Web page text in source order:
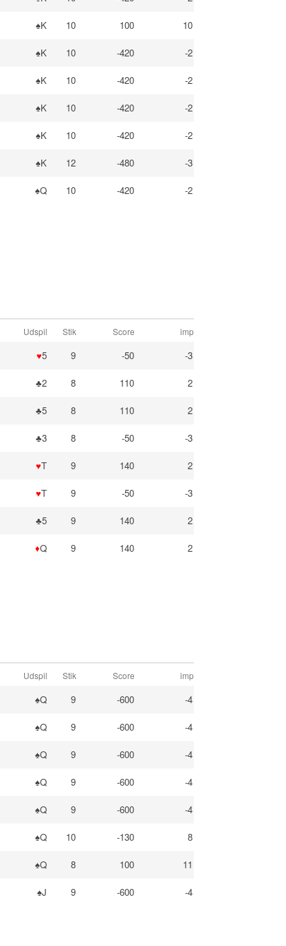
♠K 10 100 10
♠K 10 -420 -2
♠K 10 -420 -2
♠K 10 -420 -2
♠K 10 -420 -2
♠K 12 -480 -3
♠Q 10 -420 -2
Udspil Stik Score imp
♥5 9 -50 -3
♣2 8 110 2
♣5 8 110 2
♣3 8 -50 -3
♥T 9 140 2
♥T 9 -50 -3
♣5 9 140 2
♦Q 9 140 2
Udspil Stik Score imp
♠Q 9 -600 -4
♠Q 9 -600 -4
♠Q 9 -600 -4
♠Q 9 -600 -4
♠Q 9 -600 -4
♠Q 10 -130 8
♠Q 8 100 11
♠J 9 -600 -4